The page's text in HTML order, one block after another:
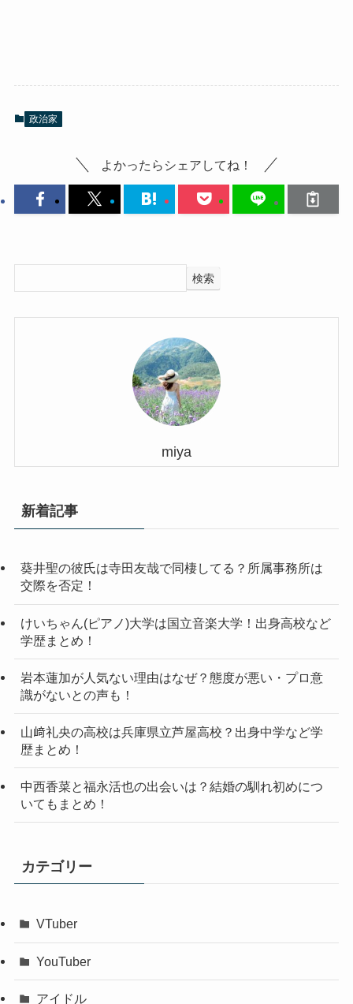
政治家
よかったらシェアしてね！
検索
miya
新着記事
葵井聖の彼氏は寺田友哉で同棲してる？所属事務所は
交際を否定！
けいちゃん(ピアノ)大学は国立音楽大学！出身高校など
学歴まとめ！
岩本蓮加が人気ない理由はなぜ？態度が悪い・プロ意
識がないとの声も！
山﨑礼央の高校は兵庫県立芦屋高校？出身中学など学
歴まとめ！
中西香菜と福永活也の出会いは？結婚の馴れ初めにつ
いてもまとめ！
カテゴリー
VTuber
YouTuber
アイドル